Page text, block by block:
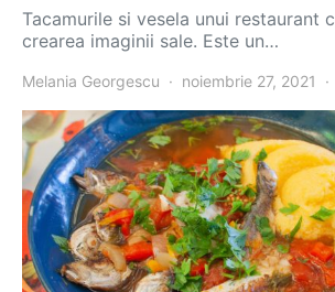
Tacamurile si vesela unui restaurant
crearea imaginii sale. Este un…
Melania Georgescu noiembrie 27, 2021